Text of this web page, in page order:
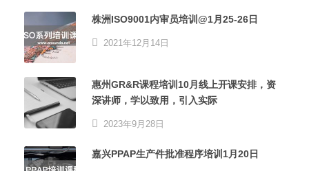
株洲ISO9001内审员培训@1月25-26日
2021年12月14日
惠州GR&R课程培训10月线上开课安排，资
深讲师，学以致用，引入实际
2023年9月28日
嘉兴PPAP生产件批准程序培训1月20日